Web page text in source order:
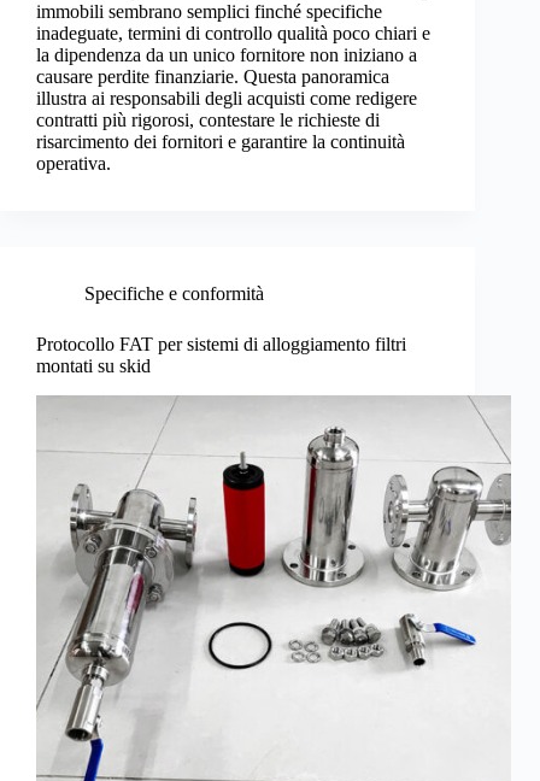
immobili sembrano semplici finché specifiche
inadeguate, termini di controllo qualità poco chiari e
la dipendenza da un unico fornitore non iniziano a
causare perdite finanziarie. Questa panoramica
illustra ai responsabili degli acquisti come redigere
contratti più rigorosi, contestare le richieste di
risarcimento dei fornitori e garantire la continuità
operativa.
Specifiche e conformità
Protocollo FAT per sistemi di alloggiamento filtri
montati su skid